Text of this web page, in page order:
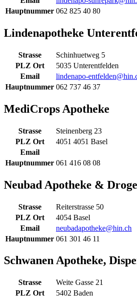
Hauptnummer 062 825 40 80
Lindenapotheke
Strasse
Schinhuetweg 5
PLZ Ort
5035 Unterentfelden
Email
lindenapo-
Hauptnummer 062 737 46 37
MediCrops Apotheke
Strasse
Steinenberg 23
PLZ Ort
4051 4051 Basel
Email
Hauptnummer 061 416 08 08
Neubad Apotheke &
Strasse
Reiterstrasse 50
PLZ Ort
4054 Basel
Email
neubadapotheke@hin.ch
Hauptnummer 061 301 46 11
Schwanen Apotheke,
Strasse
Weite Gasse 21
PLZ Ort
5402 Baden